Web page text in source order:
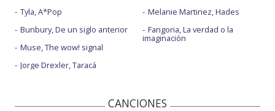
Tyla, A*Pop
Bunbury, De un siglo anterior
Muse, The wow! signal
Jorge Drexler, Taracá
Melanie Martinez, Hades
Fangoria, La verdad o la
imaginación
CANCIONES